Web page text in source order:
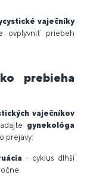
vaječníky
ovplyvniť priebeh
prebieha
vaječníkov
gynekológa
prejavy:
- cyklus dlhší